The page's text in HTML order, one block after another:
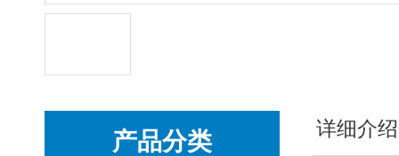
产品分类 详细介绍